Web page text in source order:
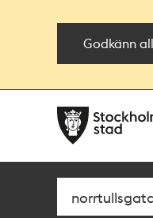
Godkänn
navigationen
huvudinnehållet
Sök